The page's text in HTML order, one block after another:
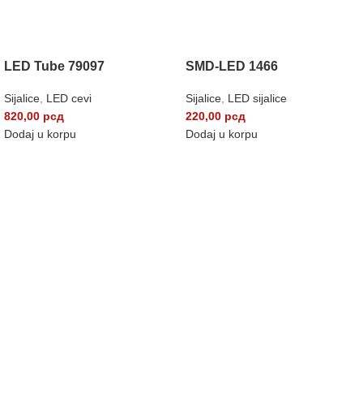
LED Tube 79097
Sijalice LED cevi
820,00 рсд
Dodaj u korpu
SMD-LED 1466
Sijalice LED sijalice
220,00 рсд
Dodaj u korpu